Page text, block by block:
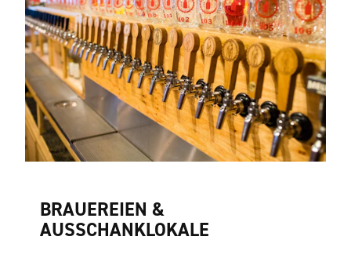
BRAUEREIEN &
AUSSCHANKLOKALE